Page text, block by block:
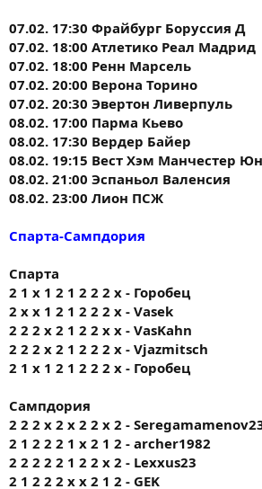
07.02. 17:30 Фрайбург Боруссия Д
07.02. 18:00 Атлетико Реал Мадрид
07.02. 18:00 Ренн Марсель
07.02. 20:00 Верона Торино
07.02. 20:30 Эвертон Ливерпуль
08.02. 17:00 Парма Кьево
08.02. 17:30 Вердер Байер
08.02. 19:15 Вест Хэм Манчестер
08.02. 21:00 Эспаньол Валенсия
08.02. 23:00 Лион ПСЖ
Спарта-Сампдория
Спарта
2 1 х 1 2 1 2 2 2 х - Горобец
2 x x 1 2 1 2 2 2 x - Vasek
2 2 2 х 2 1 2 2 х х - VasKahn
2 2 2 х 2 1 2 2 2 х - Vjazmitsch
2 1 х 1 2 1 2 2 2 х - Горобец
Сампдория
2 2 2 x 2 x 2 2 x 2 -
2 1 2 2 2 1 x 2 1 2 - archer1982
2 2 2 2 2 1 2 2 x 2 - Lexxus23
2 1 2 2 2 x x 2 1 2 - GEK